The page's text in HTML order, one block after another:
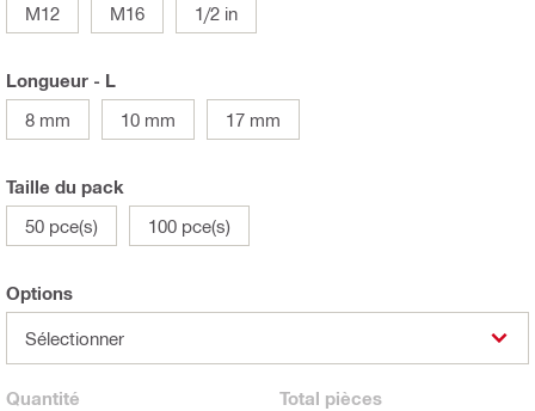
M12
M16 1/2 in
Longueur - L
8 mm
10 mm 17 mm
Taille du pack
50 pce(s)
100 pce(s)
Options
Sélectionner
Quantité Total pièces